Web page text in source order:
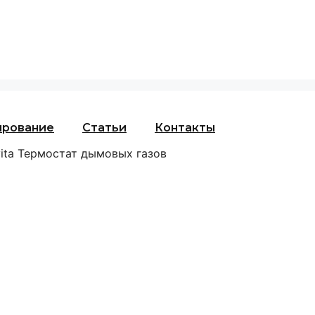
Статьи Контакты
Термостат дымовых газов